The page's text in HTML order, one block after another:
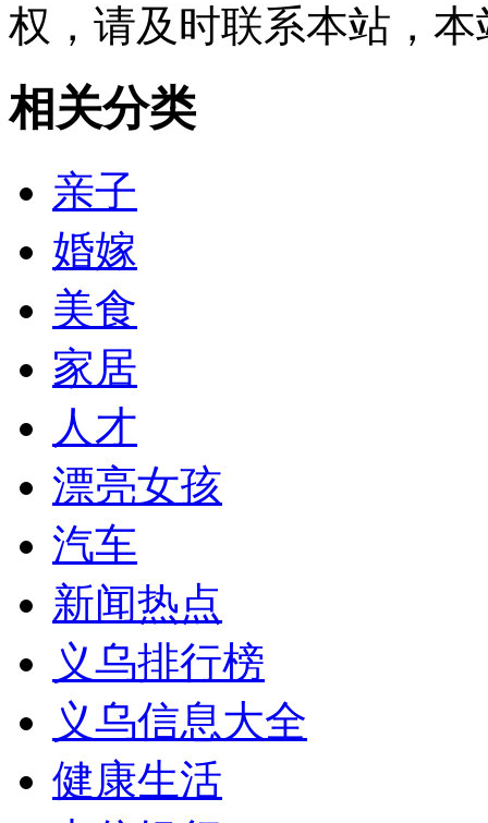
权，请及时联系本站，
相关分类
亲子
婚嫁
美食
家居
人才
漂亮女孩
汽车
新闻热点
义乌排行榜
义乌信息大全
健康生活